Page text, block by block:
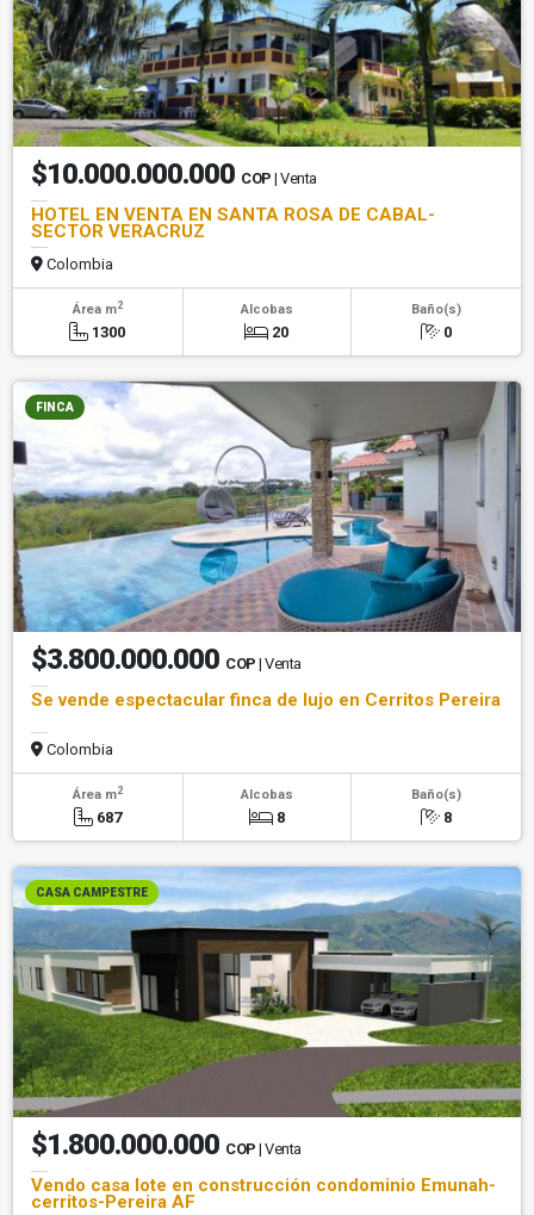
$10.000.000.000 COP | Venta
HOTEL EN VENTA EN SANTA ROSA DE CABAL-
SECTOR VERACRUZ
Colombia
Área m2
1300
Alcobas
20
Baño(s)
0
FINCA
$3.800.000.000 COP | Venta
Se vende espectacular finca de lujo en Cerritos Pereira
Colombia
Área m2
687
Alcobas
8
Baño(s)
8
CASA CAMPESTRE
$1.800.000.000 COP | Venta
Vendo casa lote en construcción condominio Emunah-
cerritos-Pereira AF